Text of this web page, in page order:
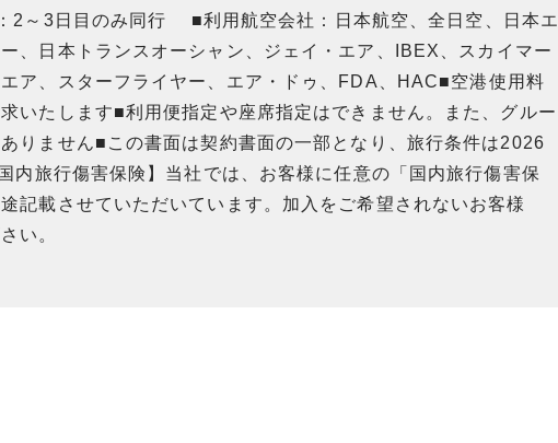
2～3日目のみ同行 ■利用航空会社：日本航空、全日空、日本エ
、日本トランスオーシャン、ジェイ・エア、IBEX、スカイマー
ア、スターフライヤー、エア・ドゥ、FDA、HAC■空港使用料
いたします■利用便指定や座席指定はできません。また、グルー
りません■この書面は契約書面の一部となり、旅行条件は2026
内旅行傷害保険】当社では、お客様に任意の「国内旅行傷害保
記載させていただいています。加入をご希望されないお客様
い。